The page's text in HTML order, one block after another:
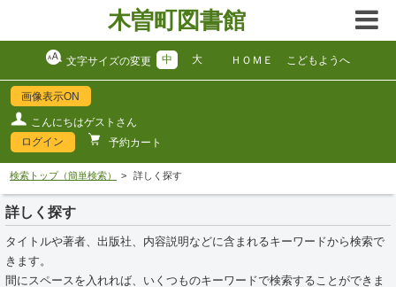
木曽町図書館
文字サイズの変更 中 大 ＨＯＭＥ こどもようへ
画像表示ON
こんにちはゲストさん
ログイン
予約カート
検索トップ（簡単検索） 詳しく探す
詳しく探す
タイトルや著者、出版社、内容説明などに含まれるキーワードから検索で
きます。
間にスペースを入れれば、いくつものキーワードで検索することができま